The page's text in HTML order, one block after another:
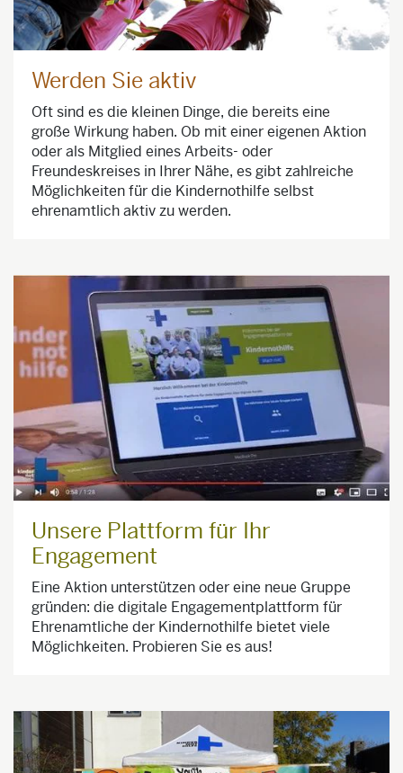
Werden Sie aktiv
Oft sind es die kleinen Dinge, die bereits eine
große Wirkung haben. Ob mit einer eigenen Aktion
oder als Mitglied eines Arbeits- oder
Freundeskreises in Ihrer Nähe, es gibt zahlreiche
Möglichkeiten für die Kindernothilfe selbst
ehrenamtlich aktiv zu werden.
Unsere Plattform für Ihr
Engagement
Eine Aktion unterstützen oder eine neue Gruppe
gründen: die digitale Engagementplattform für
Ehrenamtliche der Kindernothilfe bietet viele
Möglichkeiten. Probieren Sie es aus!